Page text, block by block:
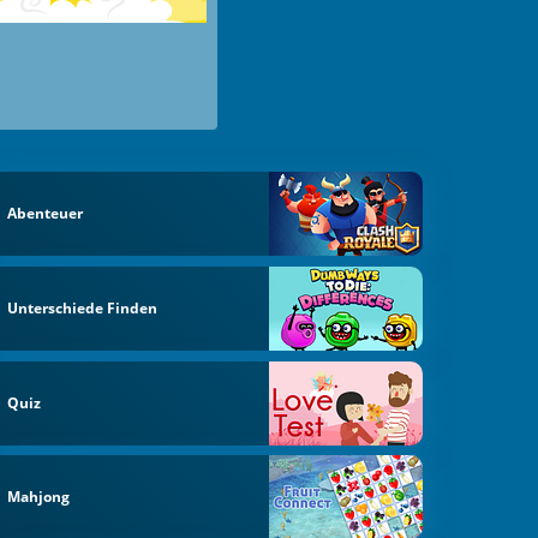
Abenteuer
Unterschiede Finden
Quiz
Mahjong